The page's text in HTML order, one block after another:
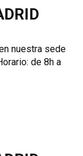
nuestra sede
de 8h a